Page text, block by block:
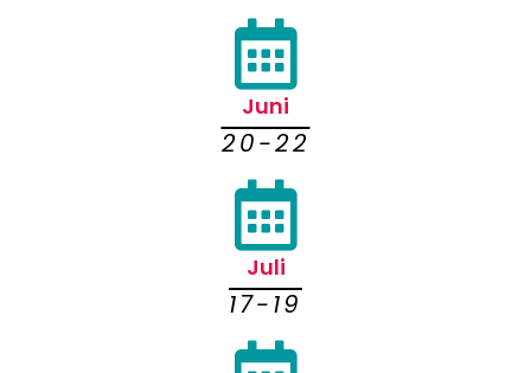
Juni
20-22
Juli
17-19